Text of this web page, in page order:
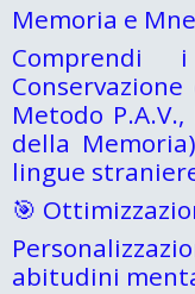
Memoria e
Comprendi
Metodo
della
lingue
🎯
abitudini